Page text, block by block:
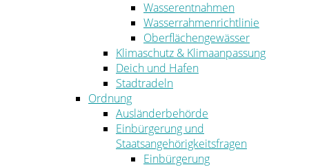
Wasserentnahmen
Wasserrahmenrichtlinie
Oberflächengewässer
Klimaschutz & Klimaanpassung
Deich und Hafen
Stadtradeln
Ordnung
Ausländerbehörde
Einbürgerung und
Staatsangehörigkeitsfragen
Einbürgerung